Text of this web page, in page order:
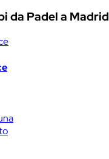
da Padel a Madrid